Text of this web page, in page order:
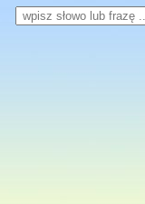
Wpisz słowo lub frazę